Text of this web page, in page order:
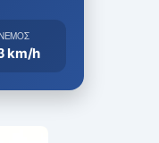
km/h